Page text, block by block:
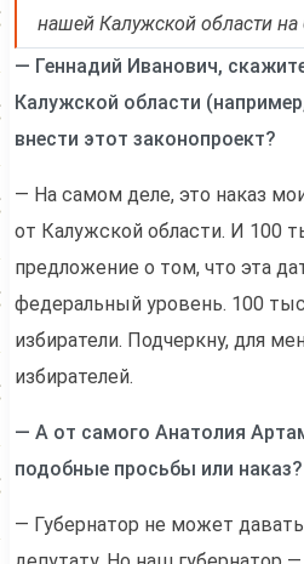
нашей Калужской области на
— Геннадий Иванович,
Калужской области
внести этот законопроект?
— На самом деле, это наказ
от Калужской области. И 100
предложение о том, что эта
федеральный уровень. 100
избиратели. Подчеркну, для
избирателей.
— А от самого Анатолия
подобные просьбы или наказ?
— Губернатор не может